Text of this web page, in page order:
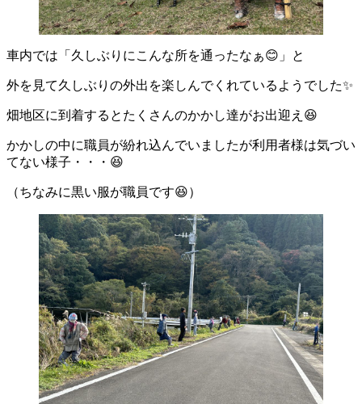
車内では「久しぶりにこんな所を通ったなぁ😊」と
外を見て久しぶりの外出を楽しんでくれているようでした✨
畑地区に到着するとたくさんのかかし達がお出迎え😆
かかしの中に職員が紛れ込んでいましたが利用者様は気づい
てない様子・・・😆
（ちなみに黒い服が職員です😆）